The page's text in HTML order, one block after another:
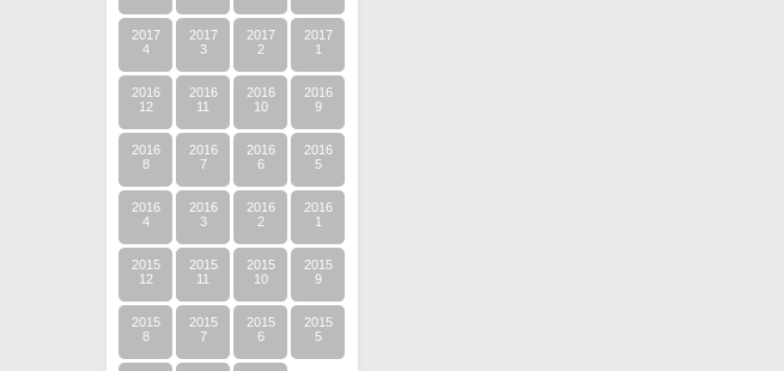
2017
4
2017
3
2017
2
2017
1
2016
12
2016
11
2016
10
2016
9
2016
8
2016
7
2016
6
2016
5
2016
4
2016
3
2016
2
2016
1
2015
12
2015
11
2015
10
2015
9
2015
8
2015
7
2015
6
2015
5